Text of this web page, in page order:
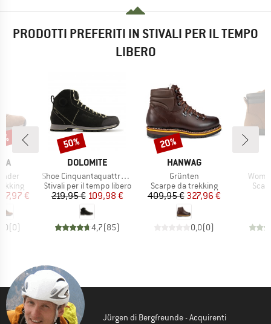
PRODOTTI PREFERITI IN STIVALI PER IL TEMPO
LIBERO
ridotto
77,97 €
(0)
MARCHIO
DOLOMITE
Articolo
Shoe Cinquantaquattro High Fg GTX
Gruppo di prodotti
Stivali per il tempo libero
Prezzo
219,95 € Prezzo ridotto
109,98 €
4,7(85)
Sconto
50%
MARCHIO
HANWAG
Articolo
Grünten
Gruppo di prodotti
Scarpe da trekking
Prezzo
409,95 €Prezzo ridotto
327,96 €
0,0(0)
Sconto
20%
Jürgen di Bergfreunde - Acquirenti